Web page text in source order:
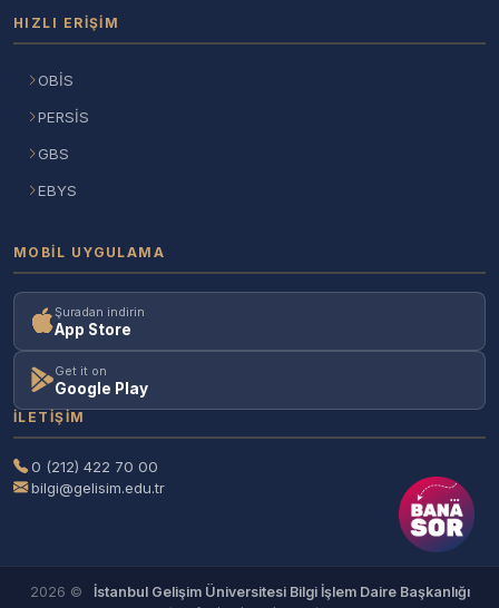
HIZLI ERIŞIM
OBİS
PERSİS
GBS
EBYS
MOBIL UYGULAMA
Şuradan indirin
App Store
Get it on
Google Play
İLETIŞIM
0 (212) 422 70 00
bilgi@gelisim.edu.tr
2026 ©
İstanbul Gelişim Üniversitesi Bilgi İşlem Daire Başkanlığı